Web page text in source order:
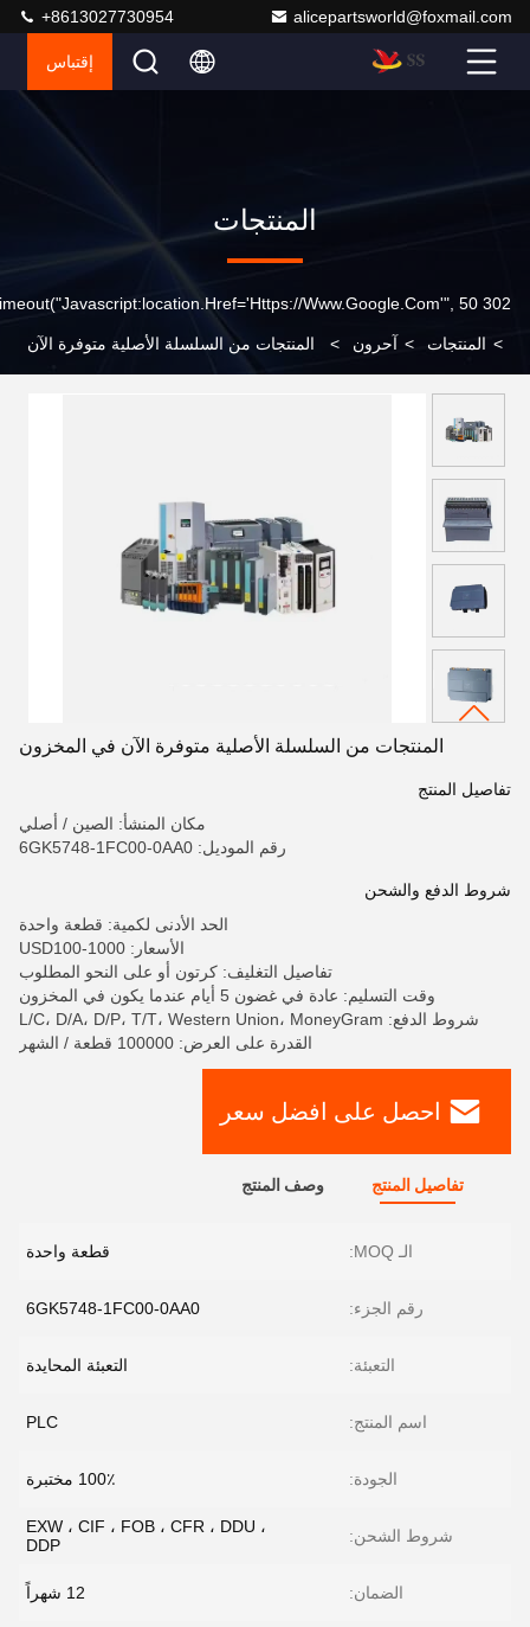
alicepartsworld@foxmail.com
+8613027730954
إقتباس
المنتجات
302 SetTimeout("javascript:location.href='https://www.google.com'", 50);
> المنتجات > آحرون > المنتجات من السلسلة الأصلية متوفرة الآن
المنتجات من السلسلة الأصلية متوفرة الآن في المخزون
تفاصيل المنتج
مكان المنشأ: الصين / أصلي
رقم الموديل: 6GK5748-1FC00-0AA0
شروط الدفع والشحن
الحد الأدنى لكمية: قطعة واحدة
الأسعار: USD100-1000
تفاصيل التغليف: كرتون أو على النحو المطلوب
وقت التسليم: عادة في غضون 5 أيام عندما يكون في المخزون
شروط الدفع: L/C، D/A، D/P، T/T، Western Union، MoneyGram
القدرة على العرض: 100000 قطعة / الشهر
احصل على افضل سعر
تفاصيل المنتج وصف المنتج
الـ MOQ: قطعة واحدة
رقم الجزء: 6GK5748-1FC00-0AA0
التعبئة: التعبئة المحايدة
اسم المنتج: PLC
الجودة: 100٪ مختبرة
شروط الشحن:
EXW ، CIF ، FOB ، CFR ، DDU ،
DDP
الضمان: 12 شهراً